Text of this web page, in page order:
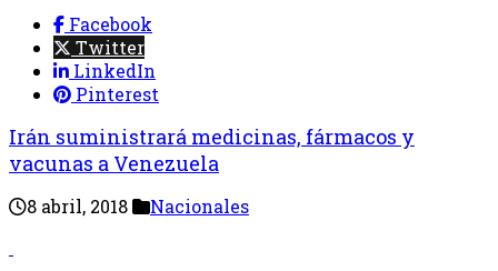
Facebook
Twitter
LinkedIn
Pinterest
Irán suministrará medicinas, fármacos y
vacunas a Venezuela
8 abril, 2018 Nacionales